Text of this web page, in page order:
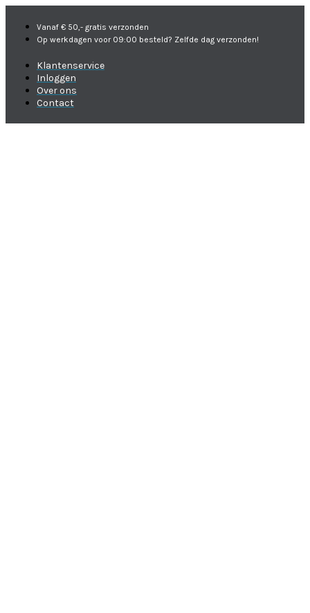
Vanaf € 50,- gratis verzonden
Op werkdagen voor 09:00 besteld? Zelfde dag verzonden!
Klantenservice
Inloggen
Over ons
Contact